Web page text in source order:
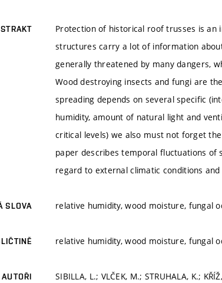
Protection of historical roof trusses is
structures carry a lot of information
generally threatened by many dangers,
Wood destroying insects and fungi are
spreading depends on several specific
humidity, amount of natural light and
critical levels) we also must not forget
paper describes temporal fluctuations
regard to external climatic conditions
SLOVA relative humidity, wood moisture, fungal
relative humidity, wood moisture, fungal
AUTOŘI SIBILLA, L.; VLČEK, M.; STRUHALA, K.;